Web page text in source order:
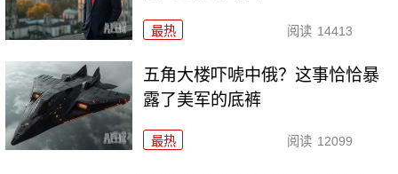
最热 阅读 14413
五角大楼吓唬中俄？这事恰恰暴
露了美军的底裤
最热 阅读 12099